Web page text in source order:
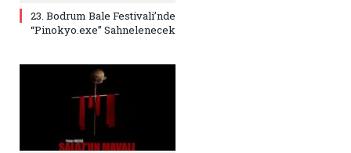
23. Bodrum Bale Festivali’nde
“Pinokyo.exe” Sahnelenecek